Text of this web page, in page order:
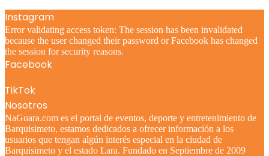
Instagram
Error validating access token: The session has been invalidated
because the user changed their password or Facebook has changed
the session for security reasons.
Facebook
TikTok
Nosotros
NaGuara.com es el portal de eventos, deporte y entretenimiento de
Barquisimeto, estamos dedicados a ofrecer información a los
usuarios que tengan algún interés especial en la ciudad de
Barquisimeto y el estado Lara. Fundado en Septiembre de 2009